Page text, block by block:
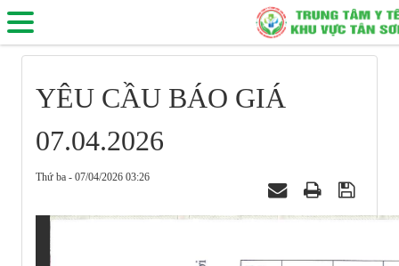
YÊU CẦU BÁO GIÁ
07.04.2026
Thứ ba - 07/04/2026 03:26